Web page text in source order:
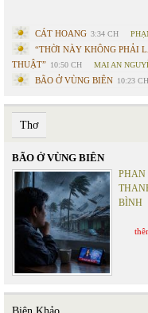
CÁT HOANG 3:34 CH
“THỜI NÀY KHÔNG PHẢI
THUẬT” 10:50 CH MAI AN
BÃO Ở VÙNG BIÊN 10:23 CH
Thơ
BÃO Ở VÙNG BIÊN
PHAN
BÌNH